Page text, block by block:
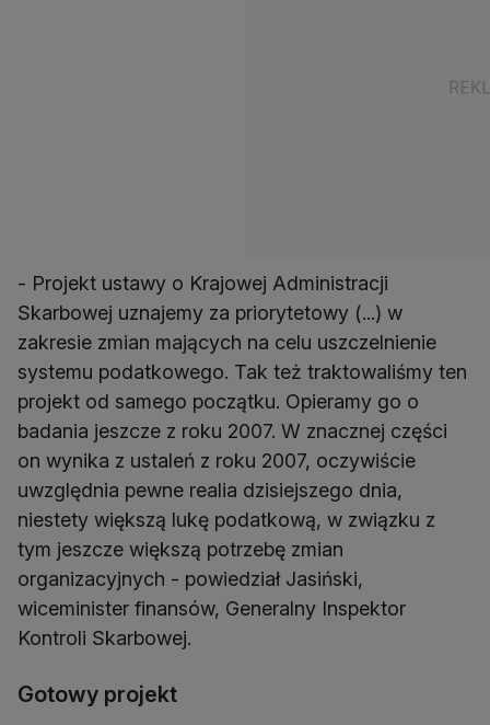
- Projekt ustawy o Krajowej Administracji
Skarbowej uznajemy za priorytetowy (...) w
zakresie zmian mających na celu uszczelnienie
systemu podatkowego. Tak też traktowaliśmy ten
projekt od samego początku. Opieramy go o
badania jeszcze z roku 2007. W znacznej części
on wynika z ustaleń z roku 2007, oczywiście
uwzględnia pewne realia dzisiejszego dnia,
niestety większą lukę podatkową, w związku z
tym jeszcze większą potrzebę zmian
organizacyjnych - powiedział Jasiński,
wiceminister finansów, Generalny Inspektor
Kontroli Skarbowej.
Gotowy projekt